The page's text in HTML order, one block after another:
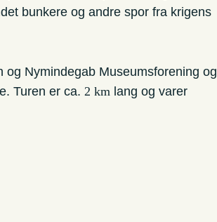
bunkere og andre spor fra krigens
Nymindegab Museumsforening og
Turen er ca. 2 km lang og varer